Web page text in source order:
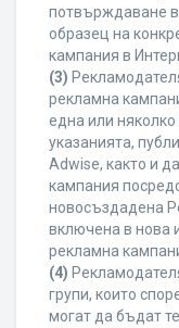
потвърждаване
образец на
кампания в
(3)
рекламна
една или
указанията,
Adwise, както и
кампания
новосъздадена
включена в нова
рекламна
(4)
групи, които
могат да бъдат